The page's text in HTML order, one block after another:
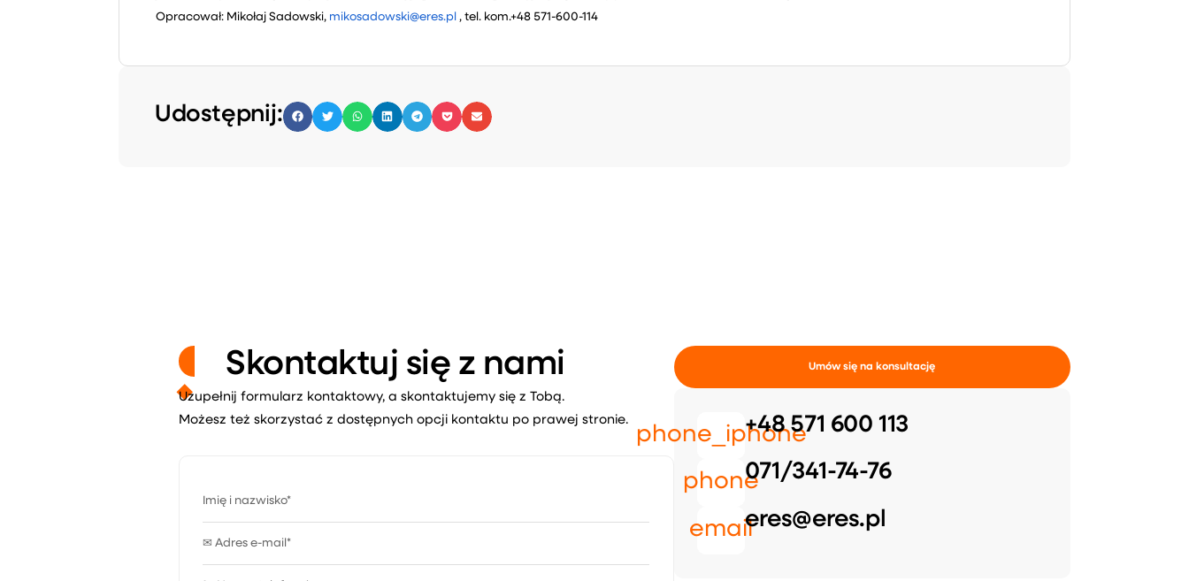
Opracował: Mikołaj Sadowski,mikosadowski@eres.pl , tel. kom.+48 571-600-114
Udostępnij:
Skontaktuj się z nami
Uzupełnij formularz kontaktowy, a skontaktujemy się z Tobą.
Możesz też skorzystać z dostępnych opcji kontaktu po prawej stronie.
Umów się na konsultację
phone_iphone+48 571 600 113
phone071/341-74-76
emaileres@eres.pl